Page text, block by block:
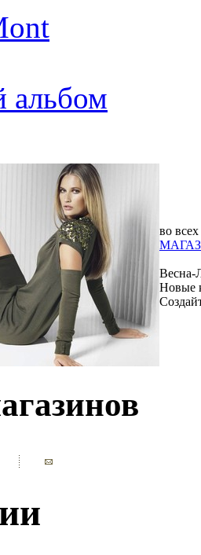
альбом
во всех
Весна-
Новые